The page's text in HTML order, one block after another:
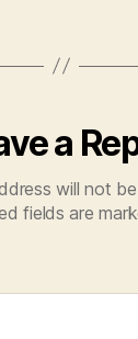
a
will not
fields are